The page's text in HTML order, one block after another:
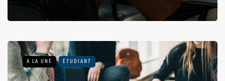
A LA UNE ÉTUDIANT